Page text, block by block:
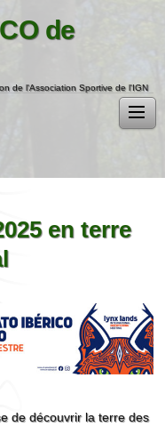
de
de l'Association Sportive de l'IGN
en terre
de découvrir la terre des